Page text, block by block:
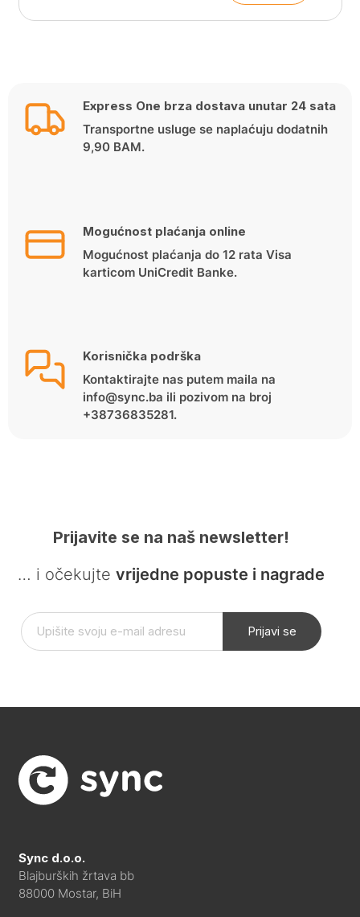
cijena
cijena
Express One brza dostava unutar 24 sata
Transportne usluge se naplaćuju dodatnih
9,90 BAM.
Mogućnost plaćanja online
Mogućnost plaćanja do 12 rata Visa
karticom UniCredit Banke.
Korisnička podrška
Kontaktirajte nas putem maila na
info@sync.ba ili pozivom na broj
+38736835281.
Prijavite se na naš newsletter!
… i očekujte vrijedne popuste i nagrade
Prijavi se
Sync d.o.o.
Blajburških žrtava bb
88000 Mostar, BiH